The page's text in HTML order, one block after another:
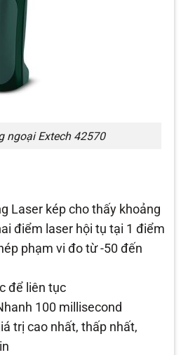
ngoại Extech 42570
Laser kép cho thấy khoảng
điểm laser hội tụ tại 1 điểm
phạm vi đo từ -50 đến
để liên tục
100 millisecond
trị cao nhất, thấp nhất,